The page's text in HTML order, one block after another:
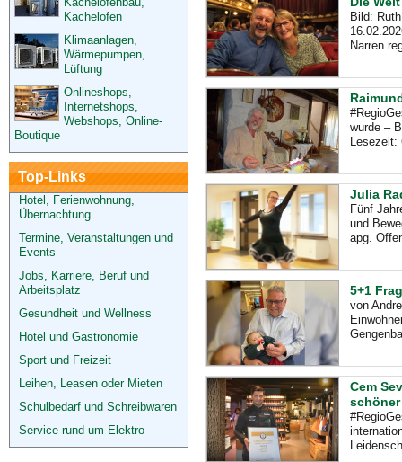
Kachelofen
Klimaanlagen,
Wärmepumpen,
Lüftung
Onlineshops,
Internetshops,
Webshops, Online-
Boutique
Top-Links
Hotel, Ferienwohnung,
Übernachtung
Termine, Veranstaltungen und
Events
Jobs, Karriere, Beruf und
Arbeitsplatz
Gesundheit und Wellness
Hotel und Gastronomie
Sport und Freizeit
Leihen, Leasen oder Mieten
Schulbedarf und Schreibwaren
Service rund um Elektro
Bild:
Narren
wurde –
Lesezeit:
Julia
Fünf
und
apg.
5+1
von
Cem